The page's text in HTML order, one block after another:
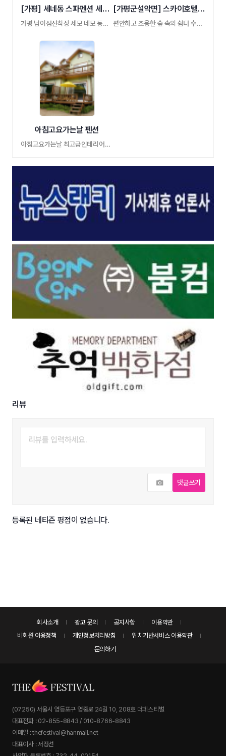
[가평] 세네동 스파펜션 세모네모동그라미펜션
가평 남이섬선착장 세모 네모 동그라미 펜션
[가평군설악면] 스카이호텔펜션
편안하고 조용한 숲 속의 쉼터 수영장 바베큐 …
아침고요가는날 펜션
아침고요가는날 최고급인테리어및시설,호텔 …
리뷰
사진추가
댓글쓰기
등록된 네티즌 평점이 없습니다.
회사소개 광고 문의 공지사항
이용약관
비회원 이용정책
개인정보처리방침
위치기반서비스 이용약관
문의하기
(07250) 서울시 영등포구 영중로 24길 10, 208호 더페스티벌
대표전화 : 02-855-8843 / 010-8766-8843
이메일 : thefestival@hanmail.net
대표이사 : 서정선